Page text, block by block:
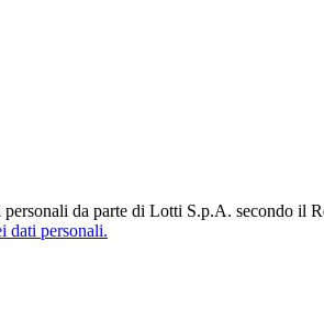
personali da parte di Lotti S.p.A. secondo
dati personali.